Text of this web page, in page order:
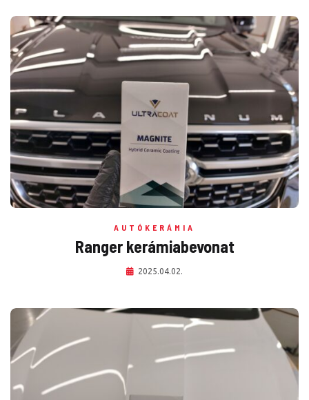
AUTÓKERÁMIA
Ranger kerámiabevonat
2025.04.02.